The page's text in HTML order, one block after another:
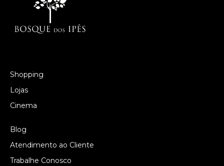
Shopping
Lojas
Cinema
Blog
Atendimento ao Cliente
Trabalhe Conosco